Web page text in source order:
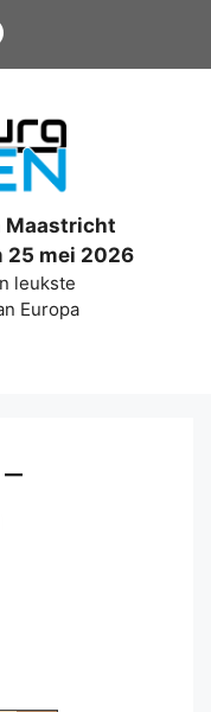
Maastricht
25 mei 2026
leukste
Europa